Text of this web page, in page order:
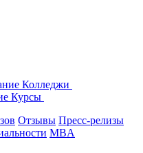
Колледжи
Курсы
Отзывы Пресс-релизы
MBA